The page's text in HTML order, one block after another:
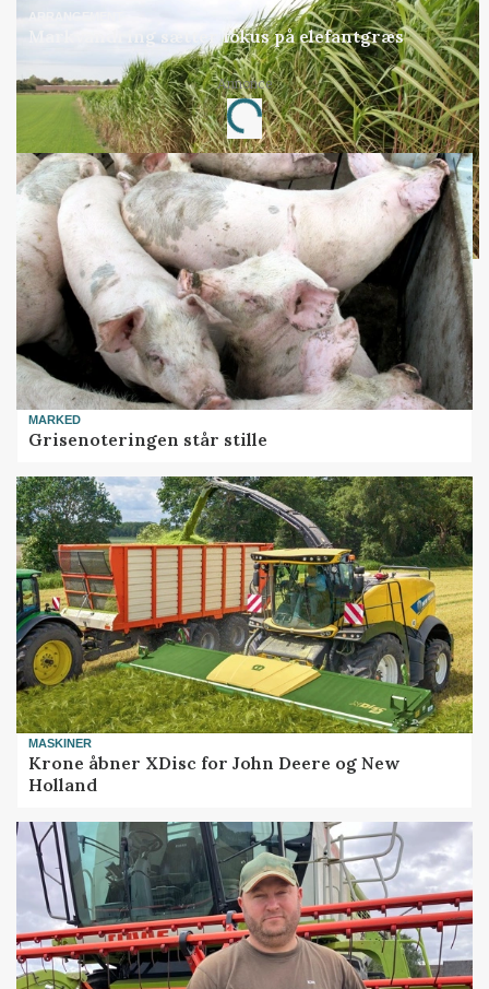
ARRANGEMENT
Markvandring sætter fokus på elefantgræs
Annonce
Loading...
MARKED
Grisenoteringen står stille
MASKINER
Krone åbner XDisc for John Deere og New
Holland